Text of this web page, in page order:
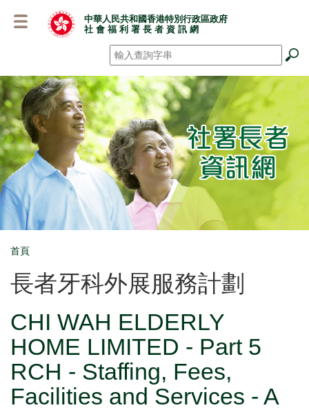
容
中華人民共和國香港特別行政區政府
社 會 福 利 署 長 者 資 訊 網
搜尋 *
Breadcrumb
首頁
長者牙科外展服務計劃
CHI WAH ELDERLY
HOME LIMITED - Part 5
RCH - Staffing, Fees,
Facilities and Services - A